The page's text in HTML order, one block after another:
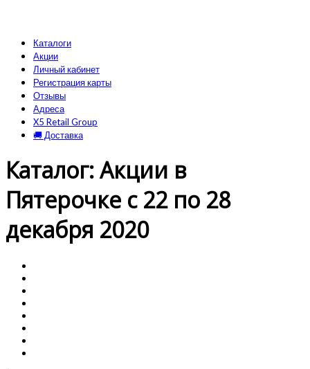
Каталоги
Акции
Личный кабинет
Регистрация карты
Отзывы
Адреса
X5 Retail Group
🚚 Доставка
Каталог: Акции в
Пятерочке с 22 по 28
декабря 2020